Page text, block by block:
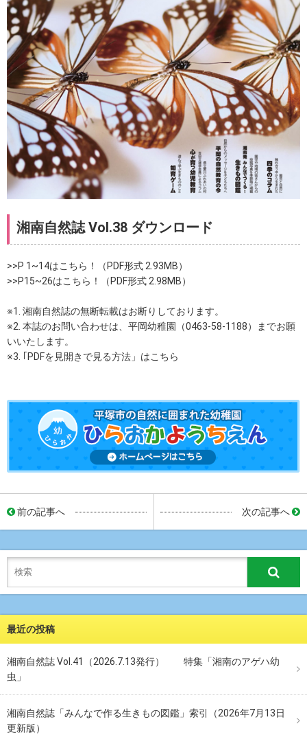
湘南自然誌 Vol.38 ダウンロード
>>P 1~14はこちら！（PDF形式 2.93MB）
>>P15~26はこちら！（PDF形式 2.98MB）
※1. 湘南自然誌の無断転載はお断りしております。
※2. 本誌のお問い合わせは、平岡幼稚園（0463-58-1188）までお願
いいたします。
※3. ｢PDFを見開きで見る方法」はこちら
前の記事へ 次の記事へ
最近の投稿
湘南自然誌 Vol.41（2026.7.13発行） 特集「湘南のアゲハ幼
虫」
湘南自然誌「みんなで作る生きもの図鑑」索引（2026年7月13日
更新版）